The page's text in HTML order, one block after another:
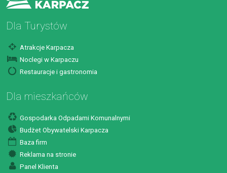
Dla Turystów
Atrakcje Karpacza
Noclegi w Karpaczu
Restauracje i gastronomia
Dla mieszkańców
Gospodarka Odpadami Komunalnymi
Budżet Obywatelski Karpacza
Baza firm
Reklama na stronie
Panel Klienta